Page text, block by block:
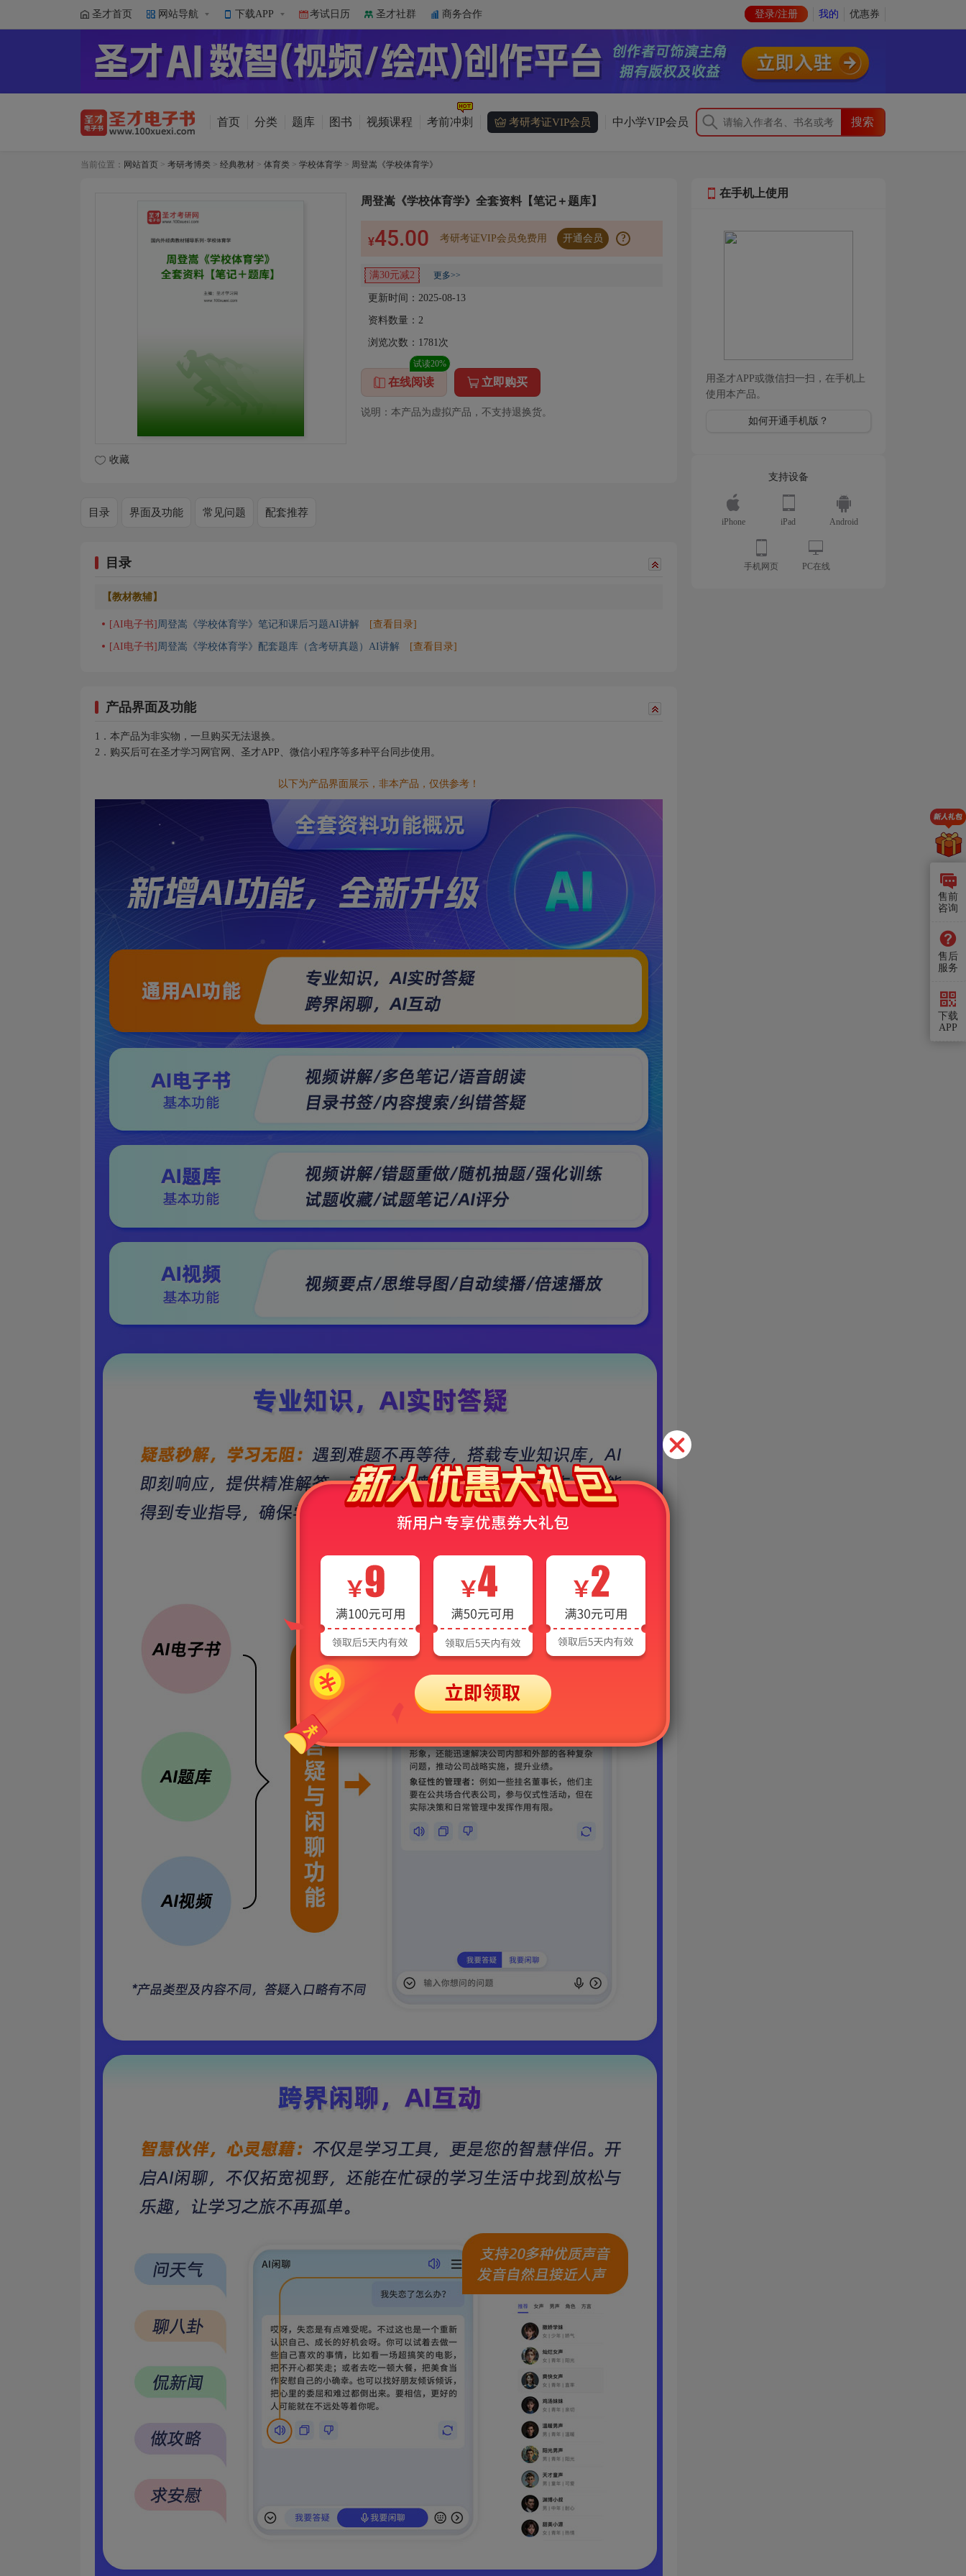
圣才首页 网站导航 下载APP 考试日历 圣才社群 商务合作 登录/注册 我的 优惠券
首页 分类 题库 图书 视频课程 考前冲刺 考研考证VIP会员 中小学VIP会员
当前位置： 网站首页 > 考研考博类 > 经典教材 > 体育类 > 学校体育学 > 周登嵩《学校体育学》
收藏
周登嵩《学校体育学》全套资料【笔记＋题库】
¥45.00 考研考证VIP会员免费用 开通会员 ?
满30元减2 更多>>
更新时间：2025-08-13
资料数量： 2
浏览次数： 1781次
在线阅读
试读20%
立即购买
说明：本产品为虚拟产品，不支持退换货。
目录 界面及功能 常见问题 配套推荐
目录
【教材教辅】
[AI电子书] 周登嵩《学校体育学》笔记和课后习题AI讲解 [查看目录]
[AI电子书] 周登嵩《学校体育学》配套题库（含考研真题）AI讲解 [查看目录]
产品界面及功能
1．本产品为非实物，一旦购买无法退换。
2．购买后可在圣才学习网官网、圣才APP、微信小程序等多种平台同步使用。
以下为产品界面展示，非本产品，仅供参考！
在手机上使用
用圣才APP或微信扫一扫，在手机上
使用本产品。
如何开通手机版？
支持设备
iPhone iPad Android
手机网页 PC在线
售前
咨询
售后
服务
下载
APP